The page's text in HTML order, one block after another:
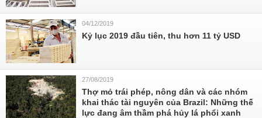
04/12/2019
Kỷ lục 2019 đầu tiên, thu hơn 11 tỷ USD
27/08/2019
Thợ mỏ trái phép, nông dân và các nhóm
khai thác tài nguyên của Brazil: Những thế
lực đang âm thầm phá hủy lá phổi xanh